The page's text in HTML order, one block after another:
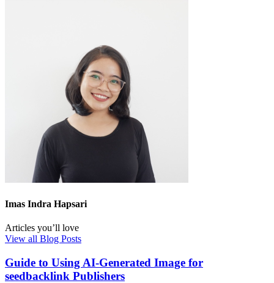
Imas Indra Hapsari
Articles you’ll love
View all Blog Posts
Guide to Using AI-Generated Image for
seedbacklink Publishers